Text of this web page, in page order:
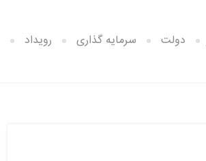
دولت سرمایه گذاری رویداد